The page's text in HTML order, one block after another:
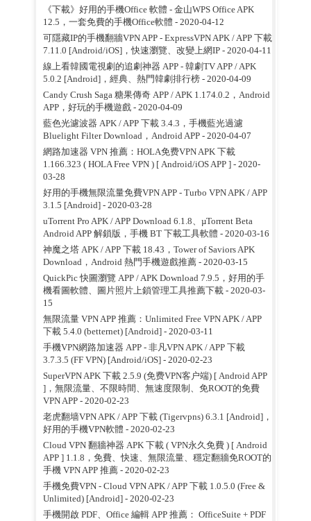
《下載》好用的手機Office 軟體 - 金山WPS Office APK
12.5，一套免費的手機Office軟體 - 2020-04-12
可隱藏IP的手機翻牆VPN APP - ExpressVPN APK / APP 下載
7.11.0 [Android/iOS]，快速瀏覽、改變上網IP- 2020-04-11
線上看韓國電視劇的追劇神器 APP - 韓劇TV APP / APK
5.0.2 [Android]，經典、熱門韓劇排行榜- 2020-04-09
Candy Crush Saga 糖果傳奇 APP / APK 1.174.0.2，Android
APP，好玩的手機遊戲- 2020-04-09
藍色光濾波器 APK / APP 下載 3.4.3，手機藍光過濾
Bluelight Filter Download，Android APP- 2020-04-07
網路加速器 VPN 推薦：HOLA免费VPN APK 下載
1.166.323 ( HOLA Free VPN ) [ Android/iOS APP ]- 2020-
03-28
好用的手機無限流量免費VPN APP - Turbo VPN APK / APP
3.1.5 [Android]- 2020-03-28
uTorrent Pro APK / APP Download 6.1.8、µTorrent Beta
Android APP 解鎖版，手機 BT 下載工具軟體 - 2020-03-16
神魔之塔 APK / APP 下載 18.43，Tower of Saviors APK
Download，Android 熱門手機遊戲推薦- 2020-03-15
QuickPic 快圖瀏覽 APP / APK Download 7.9.5，好用的手
機看圖軟體、圖片照片上鎖管理工具推薦下載- 2020-03-
15
無限流量 VPN APP 推薦：Unlimited Free VPN APK / APP
下載 5.4.0 (betternet) [Android]- 2020-03-11
手機VPN網路加速器 APP - 非凡VPN APK / APP 下載
3.7.3.5 (FF VPN) [Android/iOS]- 2020-02-23
SuperVPN APK 下載 2.5.9 (免费VPN客户端) [ Android APP
]，無限流量、不限時間、無速度限制、免ROOT的免費
VPN APP- 2020-02-23
老虎翻墙VPN APK / APP 下載 (Tigervpns) 6.3.1 [Android]，
好用的手機VPN軟體 - 2020-02-23
Cloud VPN 翻牆神器 APK 下載 ( VPN永久免費 ) [ Android
APP ] 1.1.8，免費、快速、無限流量、穩定翻牆免ROOT的
手機 VPN APP 推薦- 2020-02-23
手機免費VPN - Cloud VPN APK / APP 下載 1.0.5.0 (Free &
Unlimited) [Android]- 2020-02-23
手機開啟 PDF、Office 編輯 APP 推薦： OfficeSuite + PDF